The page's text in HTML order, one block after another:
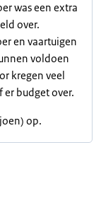
was een extra
over.
en vaartuigen
voldoen
kregen veel
er budget over.
op.